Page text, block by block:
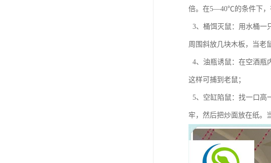
倍。在5—40℃的条件下，
3、桶饵灭鼠：用水桶一
周围斜放几块木板，当老
4、油瓶诱鼠：在空酒瓶
这样可捕到老鼠；
5、空缸陷鼠：找一口高
牢，然后把炒面放在纸。